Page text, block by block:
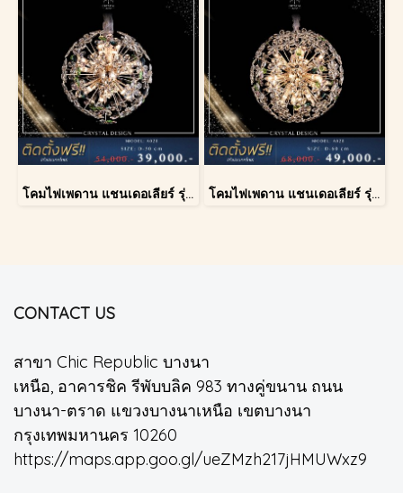
โคมไฟเพดาน แชนเดอเลียร์ รุ่น A028-D40 โคมไฟเพดาน แชนเดอเลียร์ รุ่น A028-D60
CONTACT US
สาขา Chic Republic บางนา
เหนือ, อาคารชิค รีพับบลิค 983 ทางคู่ขนาน ถนน
บางนา-ตราด แขวงบางนาเหนือ เขตบางนา
กรุงเทพมหานคร 10260
https://maps.app.goo.gl/ueZMzh217jHMUWxz9